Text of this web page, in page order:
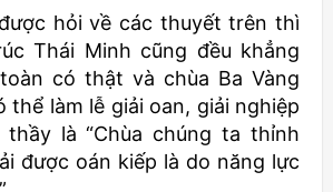
hỏi về các thuyết trên thì
Thái Minh cũng đều khẳng
có thật và chùa Ba Vàng
thể làm lễ giải oan, giải nghiệp
thầy là “Chùa chúng ta thỉnh
được oán kiếp là do năng lực